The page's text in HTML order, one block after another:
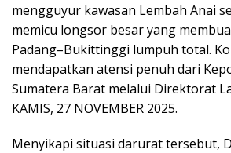
mengguyur kawasan Lembah Anai
memicu longsor besar yang
Padang–Bukittinggi lumpuh total.
mendapatkan atensi penuh dari
Sumatera Barat melalui Direktorat
KAMIS, 27 NOVEMBER 2025.
Menyikapi situasi darurat tersebut,